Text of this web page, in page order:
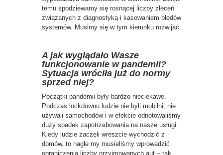
temu spodziewamy się rosnącej liczby zleceń
związanych z diagnostyką i kasowaniem błędów
systemów. Musimy się w tym kierunku rozwijać.
A jak wyglądało Wasze
funkcjonowanie w pandemii?
Sytuacja wróciła już do normy
sprzed niej?
Początki pandemii były bardzo nieciekawe.
Podczas lockdownu ludzie nie byli mobilni, nie
używali samochodów i w efekcie odnotowaliśmy
duży spadek zapotrzebowania na nasze usługi.
Kiedy ludzie zaczęli wreszcie wychodzić z
domów, to nagle my musieliśmy wprowadzić
ograniczenia liczby przyjmowanych aut – tak,